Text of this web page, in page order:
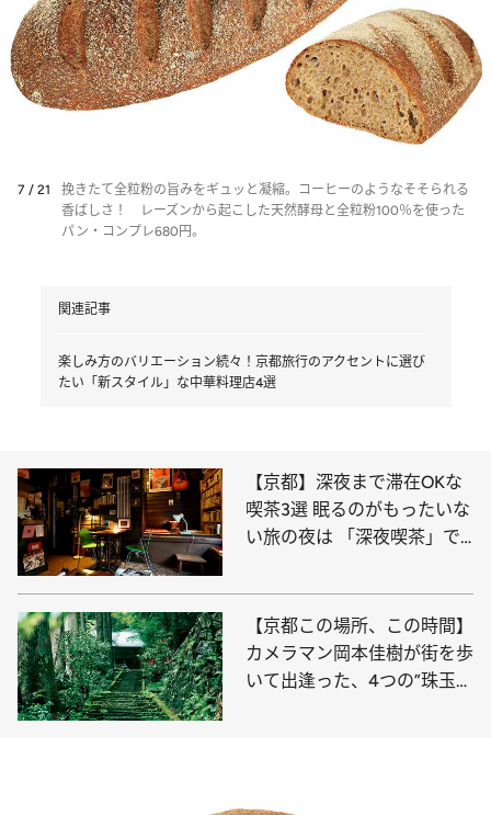
7 / 21
挽きたて全粒粉の旨みをギュッと凝縮。コーヒーのようなそそられる
香ばしさ！ レーズンから起こした天然酵母と全粒粉100％を使った
パン・コンプレ680円。
関連記事
楽しみ方のバリエーション続々！京都旅行のアクセントに選び
たい「新スタイル」な中華料理店4選
【京都】深夜まで滞在OKな
喫茶3選 眠るのがもったいな
い旅の夜は 「深夜喫茶」で
【京都この場所、この時間】
カメラマン岡本佳樹が街を歩
いて出逢った、4つの”珠玉の